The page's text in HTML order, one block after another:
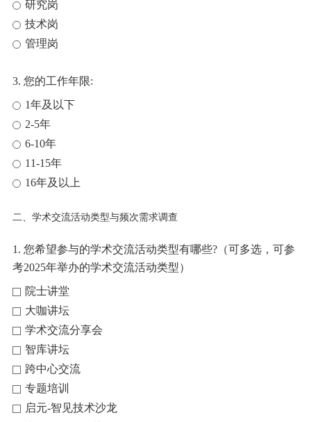
研究岗
技术岗
管理岗
3. 您的工作年限:
1年及以下
2-5年
6-10年
11-15年
16年及以上
二、学术交流活动类型与频次需求调查
1. 您希望参与的学术交流活动类型有哪些?（可多选，可参
考2025年举办的学术交流活动类型）
院士讲堂
大咖讲坛
学术交流分享会
智库讲坛
跨中心交流
专题培训
启元-智见技术沙龙